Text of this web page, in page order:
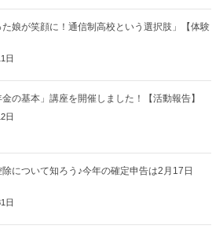
た娘が笑顔に！通信制高校という選択肢」【体験
日
金の基本」講座を開催しました！【活動報告】
日
について知ろう♪今年の確定申告は2月17日
日